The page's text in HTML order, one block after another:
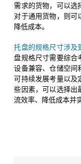
需求的货物，可以选
对于通用货物，则可
降低成本。
托盘的规格尺寸涉及
盘规格尺寸需要综合
设备兼容、仓储空间
可持续发展考量以及
些因素，可以选择出
流效率、降低成本并